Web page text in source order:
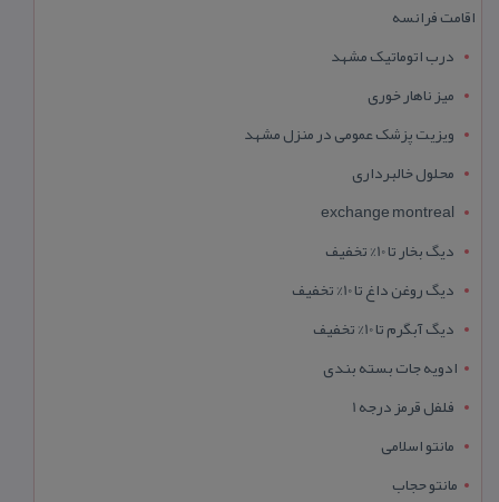
اقامت فرانسه
درب اتوماتیک مشهد
میز ناهار خوری
ویزیت پزشک عمومی در منزل مشهد
محلول خالبرداری
exchange montreal
دیگ بخار تا 10% تخفیف
دیگ روغن داغ تا 10% تخفیف
دیگ آبگرم تا 10% تخفیف
ادویه جات بسته بندی
فلفل قرمز درجه 1
مانتو اسلامی
مانتو حجاب